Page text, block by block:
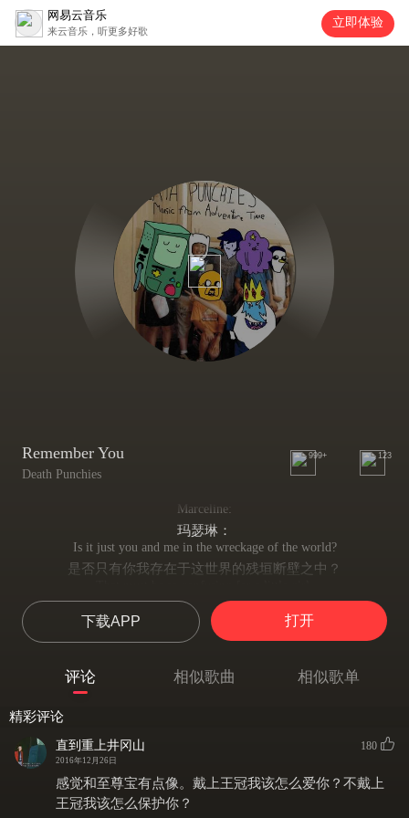
网易云音乐
来云音乐，听更多好歌
立即体验
Remember You
Death Punchies
999+ 123
Marceline:
玛瑟琳：
Is it just you and me in the wreckage of the world?
是否只有你我存在于这世界的残垣断壁之中？
这一切一定让一个小女孩感到困惑
And I know you're going to need me here with you,
我也知道你会很需要我陪伴左右，
可我迷失了自己，而你也会迷失我
And I need to save you,
but who's going to save me?
可谁来拯救我？
下载APP 打开
评论 相似歌曲 相似歌单
精彩评论
直到重上井冈山
2016年12月26日
180
感觉和至尊宝有点像。戴上王冠我该怎么爱你？不戴上
王冠我该怎么保护你？